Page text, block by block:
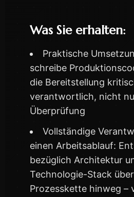
Was Sie erhalten:
Praktische
schreibe
die Bereitstellung
verantwortlich, nicht
Überprüfung
Vollständige
einen Arbeitsablauf:
bezüglich Architektur
Technologie-Stack
Prozesskette hinweg –